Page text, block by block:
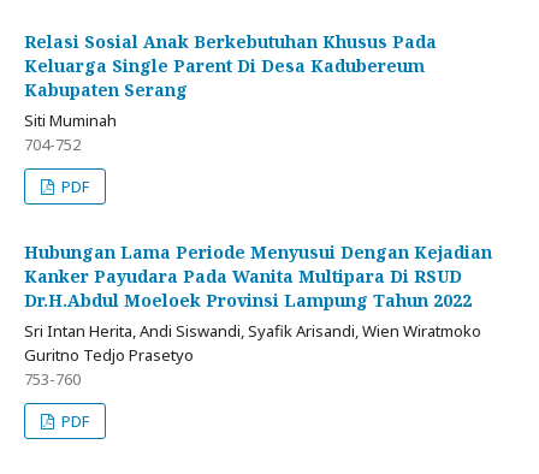
Relasi Sosial Anak Berkebutuhan Khusus Pada
Keluarga Single Parent Di Desa Kadubereum
Kabupaten Serang
Siti Muminah
704-752
PDF
Hubungan Lama Periode Menyusui Dengan Kejadian
Kanker Payudara Pada Wanita Multipara Di RSUD
Dr.H.Abdul Moeloek Provinsi Lampung Tahun 2022
Sri Intan Herita, Andi Siswandi, Syafik Arisandi, Wien Wiratmoko
Guritno Tedjo Prasetyo
753-760
PDF